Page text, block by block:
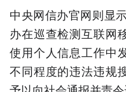
中央网信办官网则显
办在巡查检测互联网
使用个人信息工作中
不同程度的违法违规